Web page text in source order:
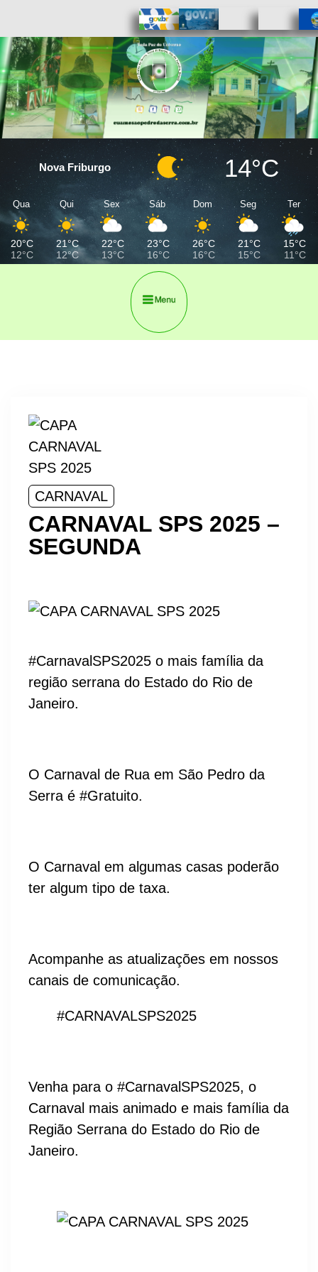
Nova Friburgo 14°C
Qua
20°C
12°C
Qui
21°C
12°C
Sex
22°C
13°C
Sáb
23°C
16°C
Dom
26°C
16°C
Seg
21°C
15°C
Ter
15°C
11°C
CARNAVAL
CARNAVAL SPS 2025 –
SEGUNDA
#CarnavalSPS2025 o mais família da
região serrana do Estado do Rio de
Janeiro.
O Carnaval de Rua em São Pedro da
Serra é #Gratuito.
O Carnaval em algumas casas poderão
ter algum tipo de taxa.
Acompanhe as atualizações em nossos
canais de comunicação.
#CARNAVALSPS2025
Venha para o #CarnavalSPS2025, o
Carnaval mais animado e mais família da
Região Serrana do Estado do Rio de
Janeiro.